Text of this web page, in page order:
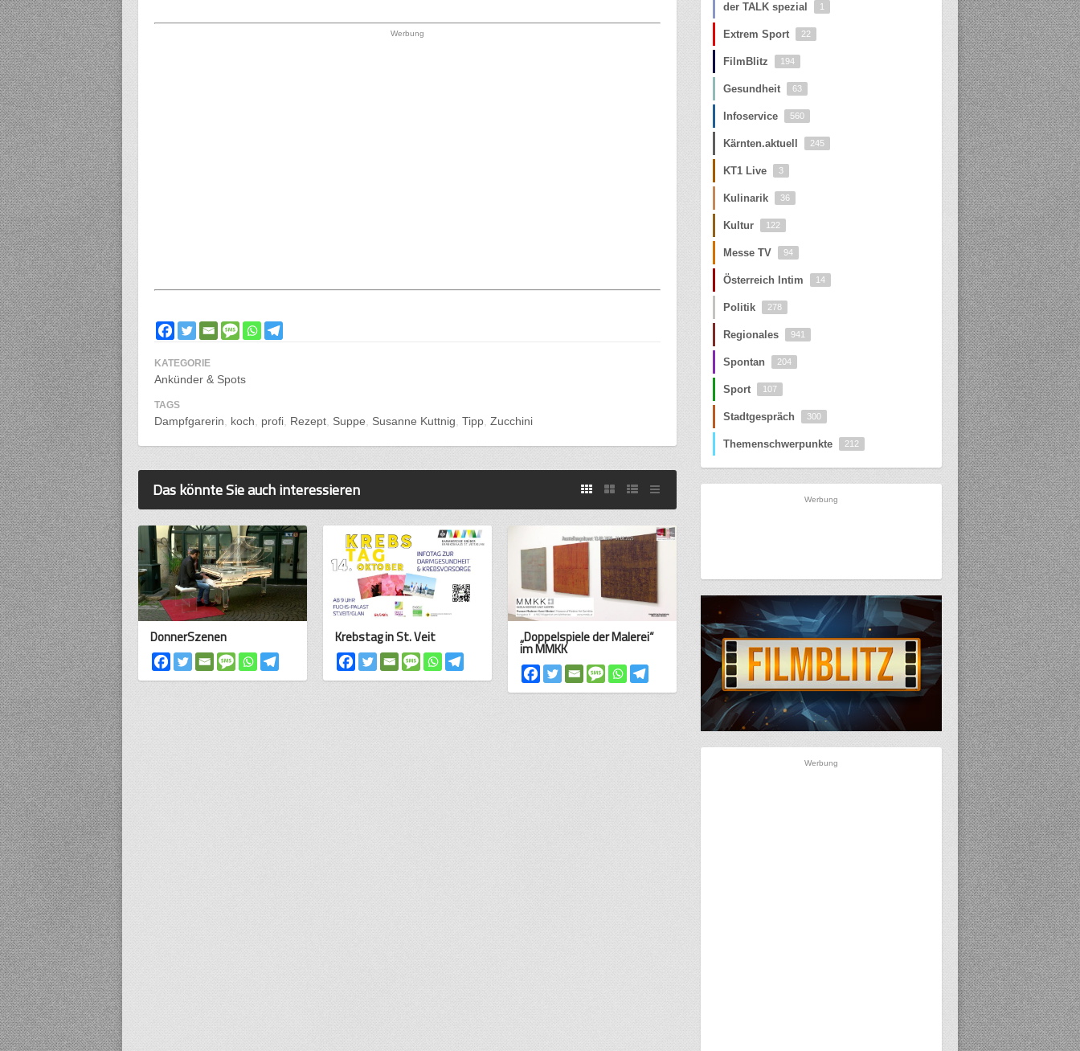
Werbung
KATEGORIE
Ankünder & Spots
TAGS
Dampfgarerin koch profi Rezept Suppe Susanne Kuttnig Tipp Zucchini
Das könnte Sie auch interessieren
DonnerSzenen Krebstag in St. Veit „Doppelspiele der Malerei“
im MMKK
der TALK spezial 1
Extrem Sport 22
FilmBlitz 194
Gesundheit 63
Infoservice 560
Kärnten.aktuell 245
KT1 Live 3
Kulinarik 36
Kultur 122
Messe TV 94
Österreich Intim 14
Politik 278
Regionales 941
Spontan 204
Sport 107
Stadtgespräch 300
Themenschwerpunkte 212
Werbung
Werbung